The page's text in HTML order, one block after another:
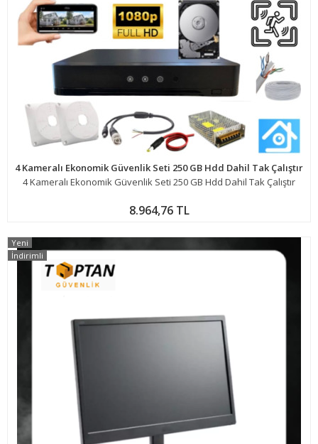
4 Kameralı Ekonomik Güvenlik Seti 250 GB Hdd Dahil Tak Çalıştır
4 Kameralı Ekonomik Güvenlik Seti 250 GB Hdd Dahil Tak Çalıştır
8.964,76 TL
Yeni
İndirimli